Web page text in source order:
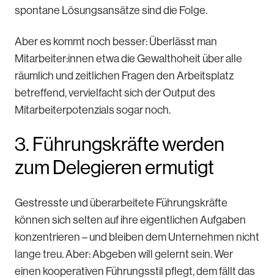
spontane Lösungsansätze sind die Folge.
Aber es kommt noch besser: Überlässt man
Mitarbeiter:innen etwa die Gewalthoheit über alle
räumlich und zeitlichen Fragen den Arbeitsplatz
betreffend, vervielfacht sich der Output des
Mitarbeiterpotenzials sogar noch.
3. Führungskräfte werden
zum Delegieren ermutigt
Gestresste und überarbeitete Führungskräfte
können sich selten auf ihre eigentlichen Aufgaben
konzentrieren – und bleiben dem Unternehmen nicht
lange treu. Aber: Abgeben will gelernt sein. Wer
einen kooperativen Führungsstil pflegt, dem fällt das